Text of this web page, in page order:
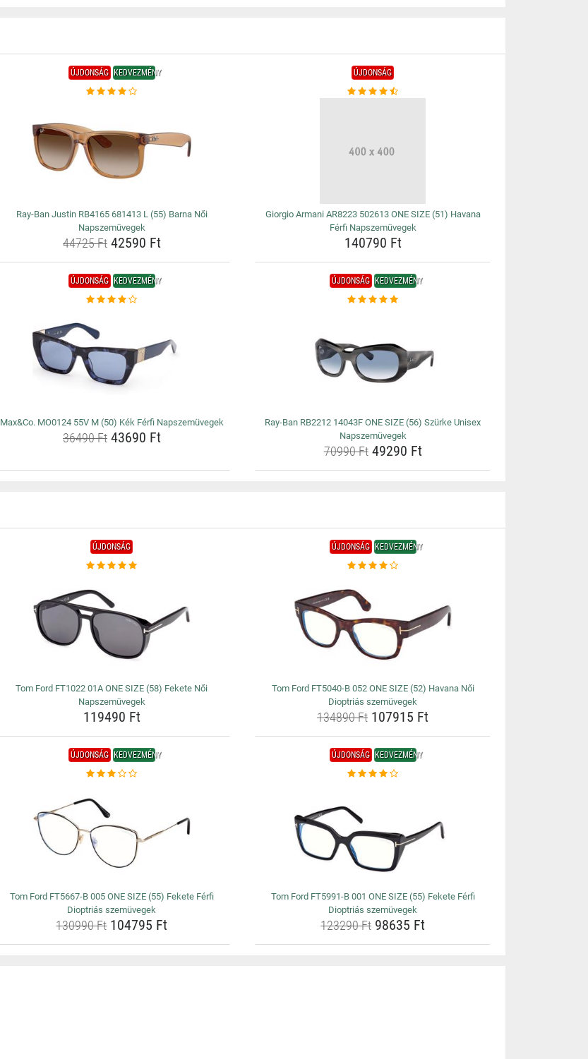
ÚJDONSÁG KEDVEZMÉNY
Ray-Ban Justin RB4165 681413 L (55) Barna Női
Napszemüvegek
44725 Ft42590 Ft
ÚJDONSÁG
Giorgio Armani AR8223 502613 ONE SIZE (51) Havana
Férfi Napszemüvegek
140790 Ft
ÚJDONSÁG KEDVEZMÉNY
Max&Co. MO0124 55V M (50) Kék Férfi Napszemüvegek
36490 Ft43690 Ft
ÚJDONSÁG KEDVEZMÉNY
Ray-Ban RB2212 14043F ONE SIZE (56) Szürke Unisex
Napszemüvegek
70990 Ft49290 Ft
ÚJDONSÁG
Tom Ford FT1022 01A ONE SIZE (58) Fekete Női
Napszemüvegek
119490 Ft
ÚJDONSÁG KEDVEZMÉNY
Tom Ford FT5040-B 052 ONE SIZE (52) Havana Női
Dioptriás szemüvegek
134890 Ft 107915 Ft
ÚJDONSÁG KEDVEZMÉNY
Tom Ford FT5667-B 005 ONE SIZE (55) Fekete Férfi
Dioptriás szemüvegek
130990 Ft104795 Ft
ÚJDONSÁG KEDVEZMÉNY
Tom Ford FT5991-B 001 ONE SIZE (55) Fekete Férfi
Dioptriás szemüvegek
123290 Ft 98635 Ft